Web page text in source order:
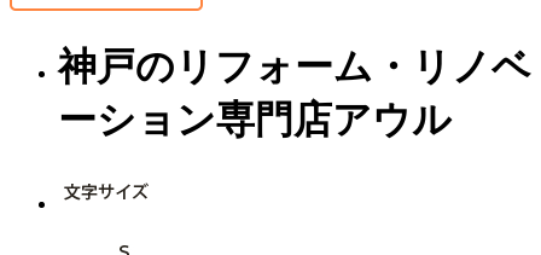
神戸のリフォーム・リノベ
ーション専門店アウル